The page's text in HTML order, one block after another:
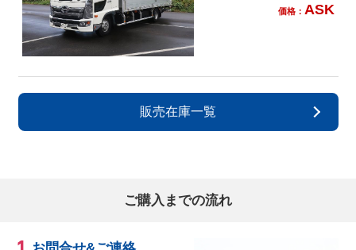
価格： ASK
販売在庫一覧
ご購入までの流れ